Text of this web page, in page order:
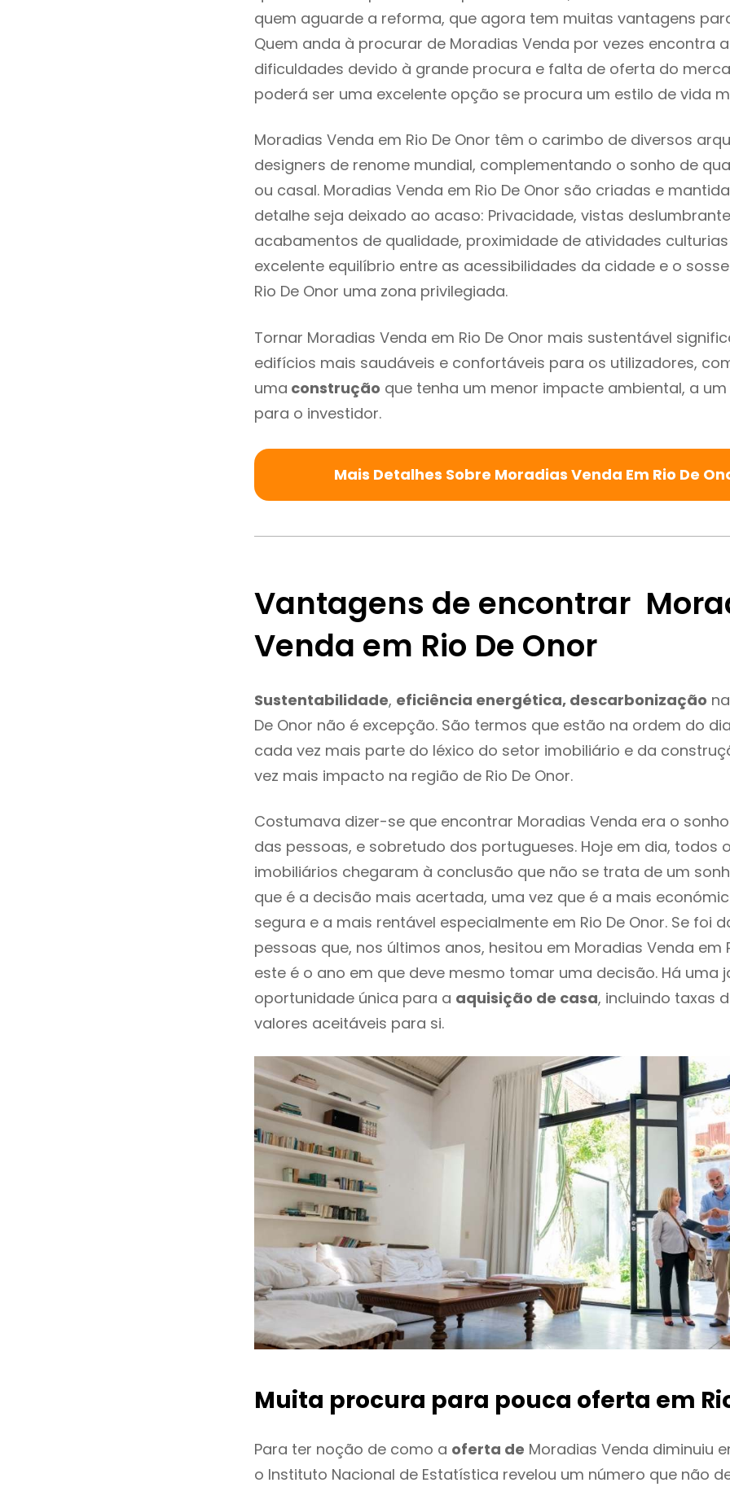
quem aguarde a reforma, que agora tem muitas vantagens
Quem anda à procurar de Moradias Venda por vezes encontra
dificuldades devido à grande procura e falta de oferta do
poderá ser uma excelente opção se procura um estilo de vida
Moradias Venda em Rio De Onor têm o carimbo de diversos
designers de renome mundial, complementando o sonho de
ou casal. Moradias Venda em Rio De Onor são criadas e
detalhe seja deixado ao acaso: Privacidade, vistas
acabamentos de qualidade, proximidade de atividades
excelente equilíbrio entre as acessibilidades da cidade e o
Rio De Onor uma zona privilegiada.
Tornar Moradias Venda em Rio De Onor mais sustentável
edifícios mais saudáveis e confortáveis para os utilizadores,
uma construção que tenha um menor impacte ambiental, a
para o investidor.
Mais Detalhes Sobre Moradias Venda Em Rio De
Vantagens de encontrar
Venda em Rio De Onor
Sustentabilidade, eficiência energética, descarbonização
De Onor não é excepção. São termos que estão na ordem do
cada vez mais parte do léxico do setor imobiliário e da
vez mais impacto na região de Rio De Onor.
Costumava dizer-se que encontrar Moradias Venda era o
das pessoas, e sobretudo dos portugueses. Hoje em dia, todos
imobiliários chegaram à conclusão que não se trata de um
que é a decisão mais acertada, uma vez que é a mais
segura e a mais rentável especialmente em Rio De Onor. Se foi
pessoas que, nos últimos anos, hesitou em Moradias Venda em
este é o ano em que deve mesmo tomar uma decisão. Há uma
oportunidade única para a aquisição de casa, incluindo taxas
valores aceitáveis para si.
Muita procura para pouca oferta em
Para ter noção de como a oferta de Moradias Venda diminuiu
o Instituto Nacional de Estatística revelou um número que não